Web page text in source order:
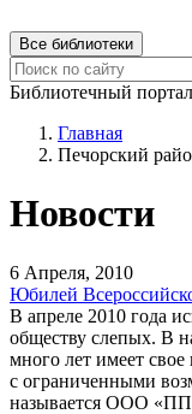
Все библиотеки
Библиотечный
Главная
Печорский
Новости
6 Апреля, 2010
Юбилей
В апреле 2010 года
обществу слепых. В
много лет имеет
с ограниченными
называется ООО «ПП